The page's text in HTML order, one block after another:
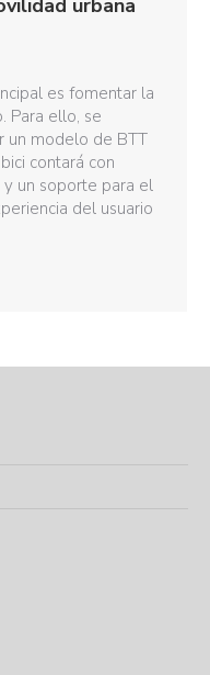
es fomentar la
Para ello, se
un modelo de BTT
contará con
un soporte para el
del usuario